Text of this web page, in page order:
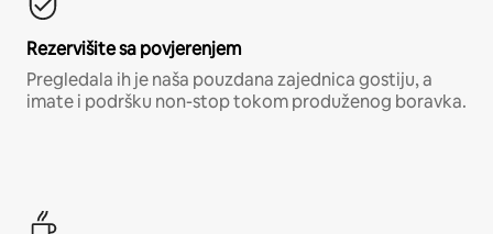
Rezervišite sa povjerenjem
Pregledala ih je naša pouzdana zajednica gostiju, a
imate i podršku non-stop tokom produženog boravka.